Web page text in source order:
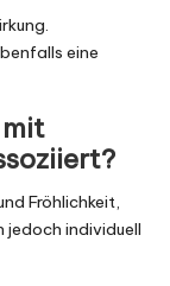
eine
mit
Fröhlichkeit,
jedoch individuell